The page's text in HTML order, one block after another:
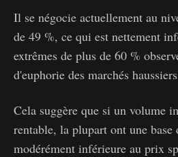
Il se négocie actuellement au
de 49 %, ce qui est nettement
extrêmes de plus de 60 %
d'euphorie des marchés
Cela suggère que si un volume
rentable, la plupart ont une base
modérément inférieure au prix